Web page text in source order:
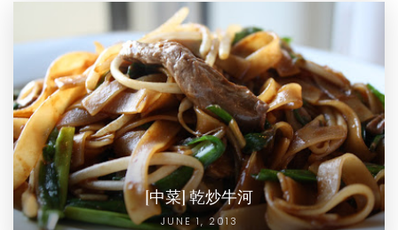
[中菜] 乾炒牛河
JUNE 1, 2013